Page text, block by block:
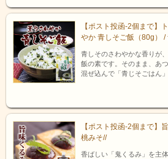
【ポスト投函-2個まで】
やか 青しそご飯（80g） /
青しそのさわやかな香りが
飯の素です。そのまま、あ
混ぜ込んで「青じそごはん
【ポスト投函-2個まで】
桃みそ//
香ばしい「鬼くるみ」を主